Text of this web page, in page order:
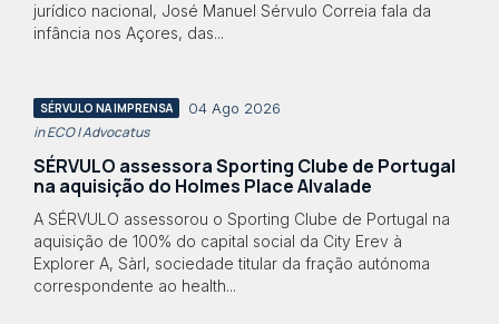
jurídico nacional, José Manuel Sérvulo Correia fala da
infância nos Açores, das...
SÉRVULO NA IMPRENSA 04 Ago 2026
in ECO | Advocatus
SÉRVULO assessora Sporting Clube de Portugal
na aquisição do Holmes Place Alvalade
A SÉRVULO assessorou o Sporting Clube de Portugal na
aquisição de 100% do capital social da City Erev à
Explorer A, Sàrl, sociedade titular da fração autónoma
correspondente ao health...